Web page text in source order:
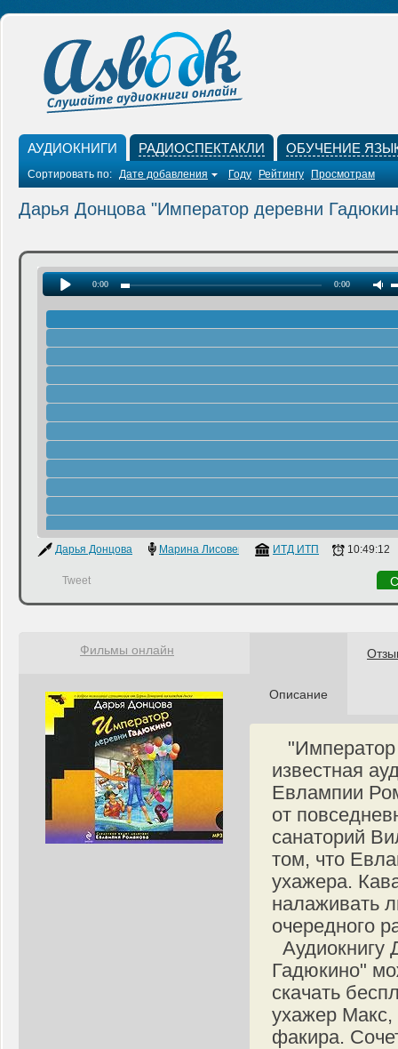
АУДИОКНИГИ РАДИОСПЕКТАКЛИ ОБУЧЕНИЕ
Сортировать по: Дате добавления Году Рейтингу Просмотрам
Дарья Донцова "Император деревни
0:00 0:00
Дарья Донцова Марина Лисовец ИТД ИТП 10:49:12
Tweet
Описание
известная
Евлампии
от
санаторий
том, что
ухажера.
налаживать
очередного
Аудиокнигу
Гадюкино"
скачать
ухажер Макс,
факира.
Фильмы онлайн